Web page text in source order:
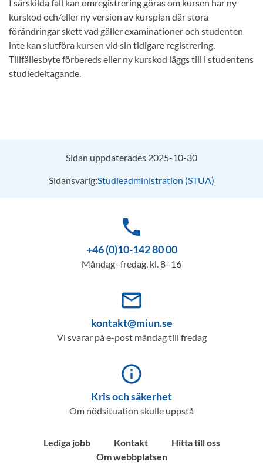
I särskilda fall kan omregistrering göras om kursen har ny
kurskod och/eller ny version av kursplan där stora
förändringar skett vad gäller examinationer och studenten
inte kan slutföra kursen vid sin tidigare registrering.
Tillfällesbyte förbereds eller ny kurskod läggs till i studentens
studiedeltagande.
Sidan uppdaterades 2025-10-30
Sidansvarig:Studieadministration (STUA)
phone
+46 (0)10-142 80 00
Måndag–fredag, kl. 8–16
mail_outline
kontakt@miun.se
Vi svarar på e-post måndag till fredag
info_outline
Kris och säkerhet
Om nödsituation skulle uppstå
Lediga jobb Kontakt
Hitta till oss
Om webbplatsen